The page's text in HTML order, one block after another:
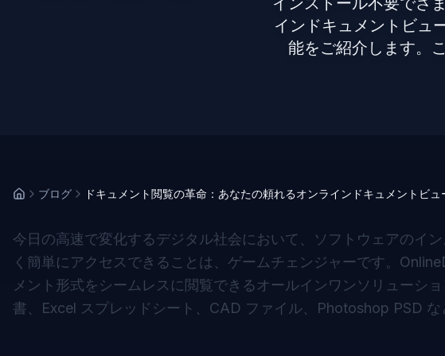
インドキュメントビ
能をご紹介します。
ブログ ドキュメント閲覧の革命：あなたの頼れるオンラインドキュメントビュ
今日の高速で変化するデジタル社会において、ソフトウェアのイ
く簡単にアクセスできることは、ゲームチェンジャーです。
メント形式をシームレスに閲覧できるオールインワンソリューシ
書、Excel スプレッドシート、CAD ファイル、Photoshop PSD な